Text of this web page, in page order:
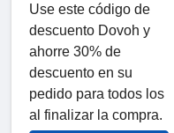
Use este código de
descuento Dovoh y
ahorre 30% de
descuento en su
pedido para todos los
al finalizar la compra.